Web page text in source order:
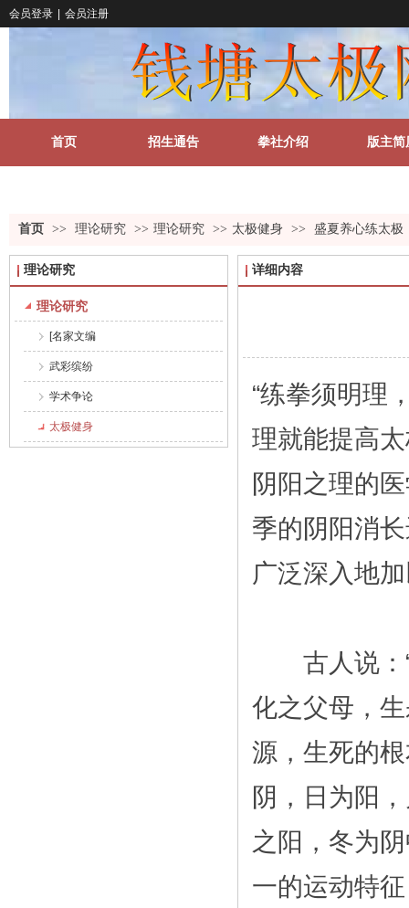
会员登录 会员注册
首页 招生通告 拳社介绍 版主简
首页 >> 理论研究 >> 理论研究 >> 太极健身 >> 盛夏养心练太极
理论研究
理论研究
[名家文编
武彩缤纷
学术争论
太极健身
详细内容
“练拳须明理
理就能提高
阴阳之理的
季的阴阳消
广泛深入地
古人说：“
化之父母，
源，生死的
阴，日为阳
之阳，冬为
一的运动特